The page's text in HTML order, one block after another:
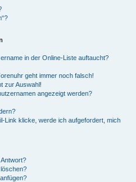
in der Online-Liste auftaucht?
geht immer noch falsch!
zur Auswahl!
angezeigt werden?
Link klicke, werde ich aufgefordert, mich